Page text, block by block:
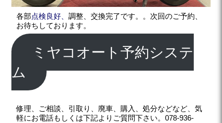
各部点検良好、調整、交換完了です。。次回のご予約、
お待ちしております。
ミヤコオート予約システ
ム
修理、ご相談、引取り、廃車、購入、処分などなど、気
軽にお電話もしくは下記よりご質問下さい。078-936-